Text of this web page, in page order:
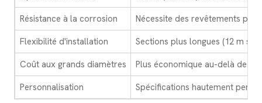
Résistance à la corrosion
Nécessite des revêtements
Flexibilité d'installation
Sections plus longues (12 m
Coût aux grands diamètres
Plus économique au-delà de
Personnalisation
Spécifications hautement